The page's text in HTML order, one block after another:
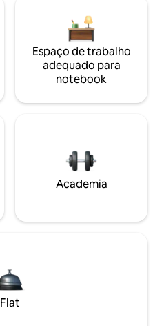
Espaço de trabalho
adequado para
notebook
Academia
Flat